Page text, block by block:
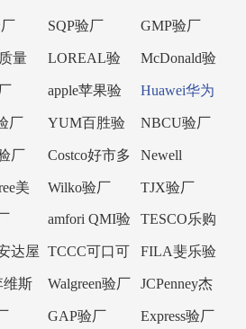
SQP验厂 GMP验厂
量
LOREAL验
厂
McDonald验
厂
apple苹果验
厂
Huawei华为
验厂
厂
YUM百胜验
厂
NBCU验厂
厂
Costco好市多
验厂
Newell
Brands纽威验
厂
美
Wilko验厂 TJX验厂
amfori QMI验
厂
TESCO乐购
验厂
达屋 TCCC可口可
乐验厂
FILA斐乐验
厂
维斯
Walgreen验厂
JCPenney杰
西潘尼验厂
GAP验厂 Express验厂